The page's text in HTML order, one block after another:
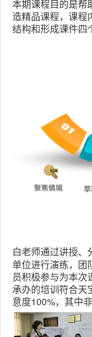
本期课程目的是帮
造精品课程，课程
结构和形成课件四
白老师通过讲授、
单位进行演练，团
员积极参与为本
承办的培训符合天
意度100%，其中